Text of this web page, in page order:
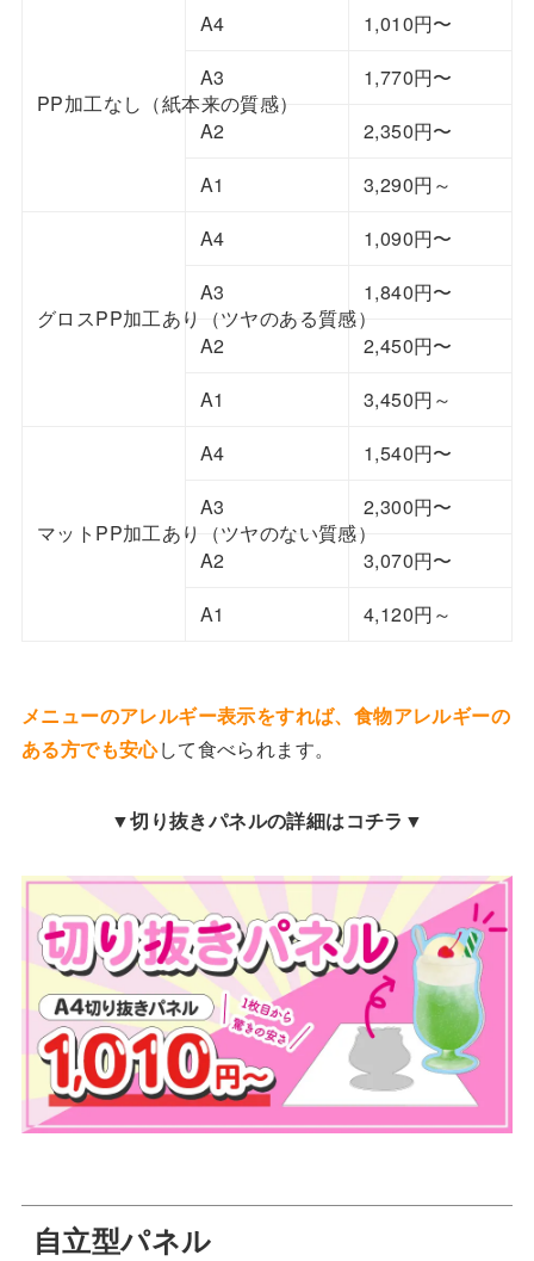
PP加工なし（紙本来の質感）
A4
1,010円〜
A3
1,770円〜
A2
2,350円〜
A1
3,290円～
グロスPP加工あり（ツヤのある質感）
A4
1,090円〜
A3
1,840円〜
A2
2,450円〜
A1
3,450円～
マットPP加工あり（ツヤのない質感）
A4
1,540円〜
A3
2,300円〜
A2
3,070円〜
A1
4,120円～
メニューのアレルギー表示をすれば、食物アレルギーの
ある方でも安心して食べられます。
▼切り抜きパネルの詳細はコチラ▼
自立型パネル